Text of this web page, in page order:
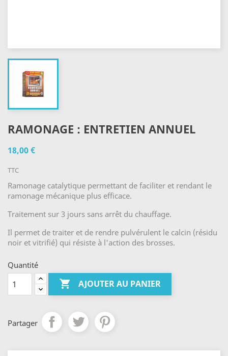
RAMONAGE : ENTRETIEN ANNUEL
18,00 €
TTC
Ramonage catalytique permettant de faciliter et rendant le
ramonage mécanique plus efficace.
Traitement sur 3 jours sans arrêt du chauffage.
Il permet de traiter et de rendre pulvérulent le calcin (résidu
noir et vitrifié) qui résiste à l'action des brosses.
Quantité
 AJOUTER AU PANIER
Partager